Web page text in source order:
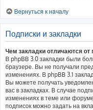
Вернуться к началу
Подписки и закладки
Чем закладки отличаются от
В phpBB 3.0 закладки были
браузере. Вы не получали
изменениях. В phpBB 3.1
Вы можете получать
вас в закладках. В случае
изменениях в теме или
подписок можно задать на